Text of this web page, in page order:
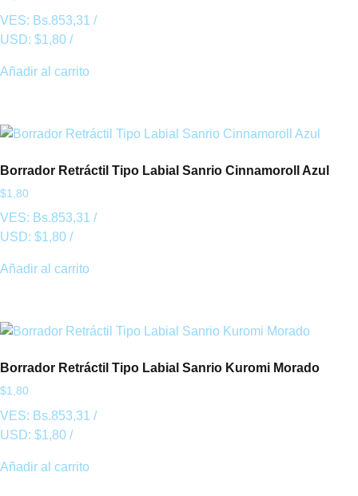
VES: Bs.853,31 /
USD: $1,80 /
Añadir al carrito
Borrador Retráctil Tipo Labial Sanrio Cinnamoroll Azul
$1,80
VES: Bs.853,31 /
USD: $1,80 /
Añadir al carrito
Borrador Retráctil Tipo Labial Sanrio Kuromi Morado
$1,80
VES: Bs.853,31 /
USD: $1,80 /
Añadir al carrito